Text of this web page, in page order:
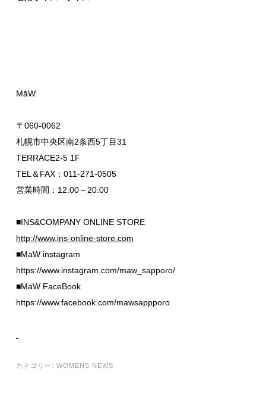
MāW
〒060-0062
札幌市中央区南2条西5丁目31
TERRACE2-5 1F
TEL＆FAX：011-271-0505
営業時間：12:00～20:00
■INS&COMPANY ONLINE STORE
http://www.ins-online-store.com
■MaW instagram
https://www.instagram.com/maw_sapporo/
■MaW FaceBook
https://www.facebook.com/mawsappporo
カテゴリー: WOMENS NEWS